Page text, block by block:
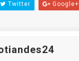
Twitter Google+